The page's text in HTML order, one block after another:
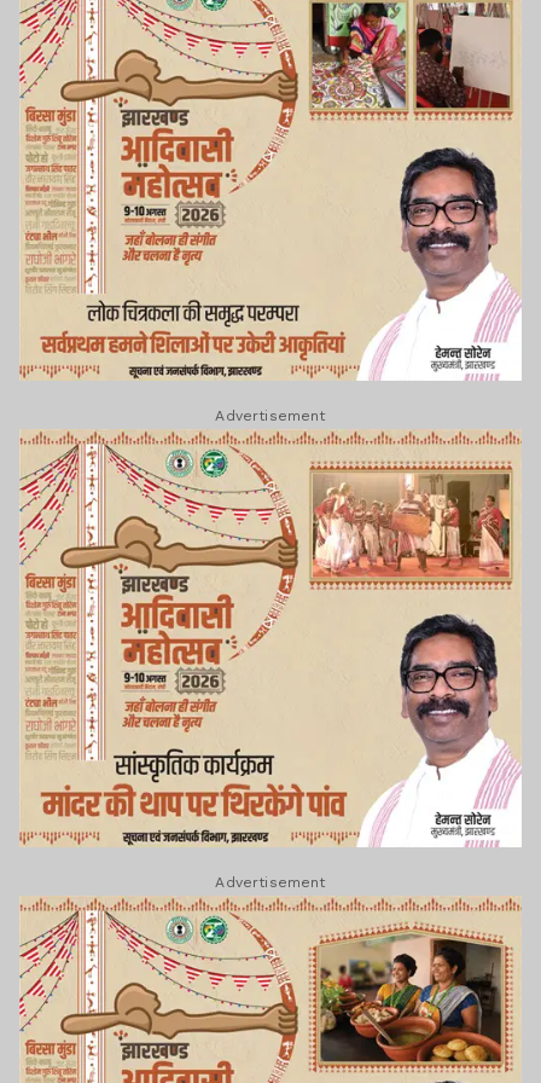
3 मिनट 48 सेकंड के भीतर यानी 1:05:02 बजे वह
स्टाफ क्वार्टर (विंग-ए) से नीचे गिर गया.
रिपोर्ट में सीबीआई ने बताया है कि हॉस्टल और
प्रिंसिपल के आवास के बीच लगे कैमरों में विनय का
पीछा करता हुआ कोई दूसरा व्यक्ति नजर नहीं आया.
स्टाफ क्वार्टर और हॉस्टल के बीच की दूरी लगभग
480 मीटर है.
रिपोर्ट में कहा गया था कि इतने कम समय में किसी के
द्वारा उसे ले जाना या वहां कोई संघर्ष होना साक्ष्यों से
प्रमाणित नहीं होता है. दूसरी ओर पुलिस ने शुरुआती
जांच में स्कूल की ही एक शिक्षिका के नाबालिग बेटे को
आरोपी बनाया था और इसे प्रेम प्रसंग से जुड़ा
मामला माना था.
झारखंड न्यूज़
HC ने कहा - इसे आर्थिक
रूप से और मजबूत बनाएं
झारखंड न्यूज़
Advertisement
Advertisement